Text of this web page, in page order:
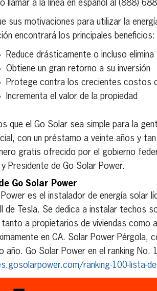
llamar a la línea en español al (888)
sus motivaciones para utilizar la
encontrará los principales beneficios:
Reduce drásticamente o incluso
Obtiene un gran retorno a su inversión
Protege contra los crecientes costos
Incrementa el valor de la propiedad
que el Go Solar sea simple para la
con un préstamo a veinte años y
gratis ofrecido por el gobierno
Presidente de Go Solar Power.
Go Solar Power
es el instalador de energía solar
de Tesla. Se dedica a instalar techos
a propietarios de viviendas como
en CA. Solar Power
año. Go Solar Power en el ranking
ranking-100-lista-